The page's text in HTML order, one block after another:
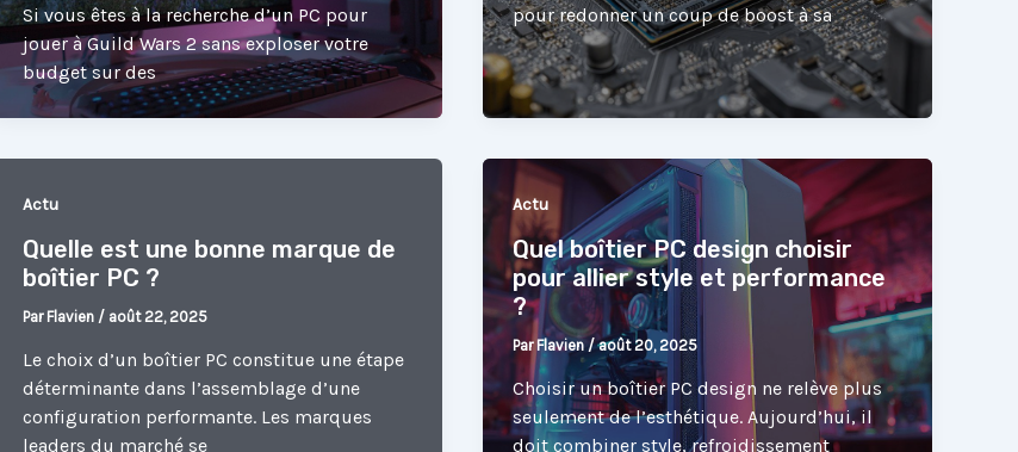
Si vous êtes à la recherche d’un PC pour
jouer à Guild Wars 2 sans exploser votre
budget sur des
pour redonner un coup de boost à sa
Actu
Quelle est une bonne marque de
boîtier PC ?
Par Flavien / août 22, 2025
Le choix d’un boîtier PC constitue une étape
déterminante dans l’assemblage d’une
configuration performante. Les marques
leaders du marché se
Actu
Quel boîtier PC design choisir
pour allier style et performance
?
ParFlavien/août 20, 2025
Choisir un boîtier PC design ne relève plus
seulement de l’esthétique. Aujourd’hui, il
doit combiner style, refroidissement